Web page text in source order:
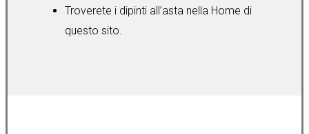
Troverete i dipinti all’asta nella Home di
questo sito.